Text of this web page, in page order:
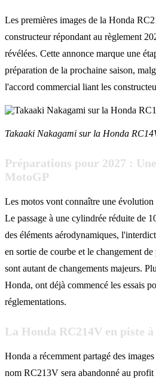
Les premières images de la Honda
constructeur répondant au règlement
révélées. Cette annonce marque une
préparation de la prochaine saison,
l'accord commercial liant les
Takaaki Nakagami sur la Honda
Préparations pour 2027 :
MotoGP
Les motos vont connaître une
Le passage à une cylindrée réduite de
des éléments aérodynamiques,
en sortie de courbe et le changement
sont autant de changements majeurs.
Honda, ont déjà commencé les essais
réglementations.
La Honda RC214V en piste à
Honda a récemment partagé des
nom RC213V sera abandonné au